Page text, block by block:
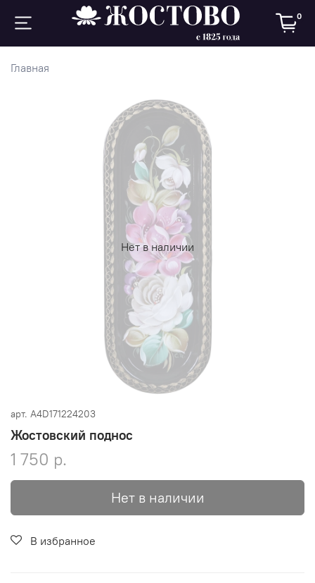
0
Главная
Нет в наличии
арт. A4D171224203
Жостовский поднос
1 750 р.
Нет в наличии
В избранное